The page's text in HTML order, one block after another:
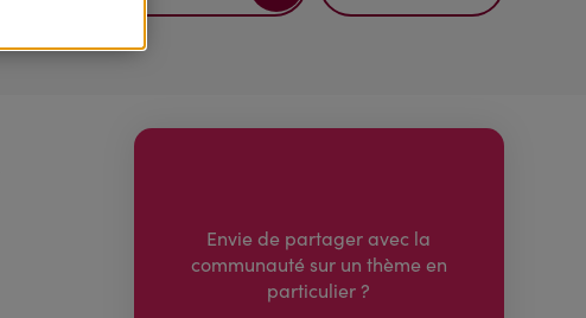
Envie de partager avec la
communauté sur un thème en
particulier ?